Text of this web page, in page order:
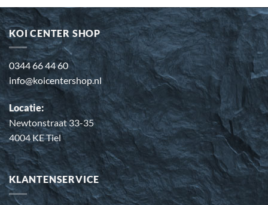
KOI CENTER SHOP
0344 66 44 60
info@koicentershop.nl
Locatie:
Newtonstraat 33-35
4004 KE Tiel
KLANTENSERVICE